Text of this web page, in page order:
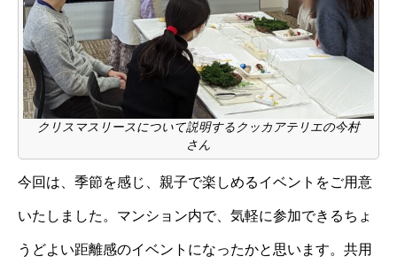
クリスマスリースについて説明するクッカアテリエの今村
さん
今回は、季節を感じ、親子で楽しめるイベントをご用意
いたしました。マンション内で、気軽に参加できるちょ
うどよい距離感のイベントになったかと思います。共用